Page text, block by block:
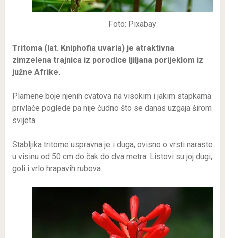
Foto: Pixabay
Tritoma (lat. Kniphofia uvaria) je atraktivna
zimzelena trajnica iz porodice ljiljana porijeklom iz
južne Afrike.
Plamene boje njenih cvatova na visokim i jakim stapkama
privlače poglede pa nije čudno što se danas uzgaja širom
svijeta.
Stabljika tritome uspravna je i duga, ovisno o vrsti naraste
u visinu od 50 cm do čak do dva metra. Listovi su joj dugi,
goli i vrlo hrapavih rubova.